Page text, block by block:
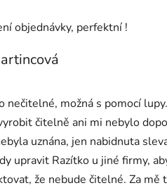
objednávky, perfektní !
je 1 z 5 hvězdiček.
nečitelné, možná s pomocí
čitelně ani mi nebylo
uznána, jen nabidnuta
upravit Razítko u jiné firmy,
že nebude čitelné. Za mě